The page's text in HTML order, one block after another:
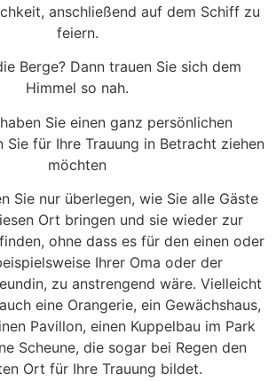
anschließend auf dem Schiff zu
feiern.
Berge? Dann trauen Sie sich dem
Himmel so nah.
Sie einen ganz persönlichen
Sie für Ihre Trauung in Betracht ziehen
möchten
Sie nur überlegen, wie Sie alle Gäste
Ort bringen und sie wieder zur
ohne dass es für den einen oder
Ihrer Oma oder der
zu anstrengend wäre. Vielleicht
eine Orangerie, ein Gewächshaus,
Pavillon, einen Kuppelbau im Park
Scheune, die sogar bei Regen den
Ort für Ihre Trauung bildet.